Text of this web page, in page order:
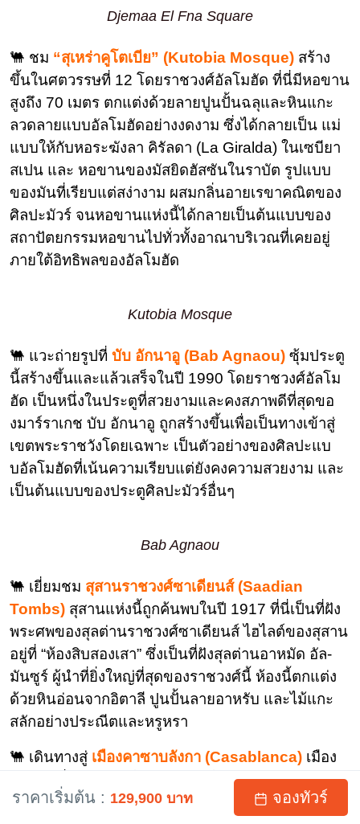
ราคาเริ่มต้น : 129,900 บาท จองทัวร์
Djemaa El Fna Square
🐫 ชม “สุเหร่าคูโตเบีย” (Kutobia Mosque) สร้าง
ขึ้นในศตวรรษที่ 12 โดยราชวงศ์อัลโมฮัด ที่นี่มีหอขาน
สูงถึง 70 เมตร ตกแต่งด้วยลายปูนปั้นฉลุและหินแกะ
ลวดลายแบบอัลโมฮัดอย่างงดงาม ซึ่งได้กลายเป็น แม่
แบบให้กับหอระฆังลา คิรัลดา (La Giralda) ในเซบียา
สเปน และ หอขานของมัสยิดฮัสซันในราบัต รูปแบบ
ของมันที่เรียบแต่สง่างาม ผสมกลิ่นอายเรขาคณิตของ
ศิลปะมัวร์ จนหอขานแห่งนี้ได้กลายเป็นต้นแบบของ
สถาปัตยกรรมหอขานไปทั่วทั้งอาณาบริเวณที่เคยอยู่
ภายใต้อิทธิพลของอัลโมฮัด
Kutobia Mosque
🐫 แวะถ่ายรูปที่ บับ อักนาอู (Bab Agnaou) ซุ้มประตู
นี้สร้างขึ้นและแล้วเสร็จในปี 1990 โดยราชวงศ์อัลโม
ฮัด เป็นหนึ่งในประตูที่สวยงามและคงสภาพดีที่สุดขอ
งมาร์ราเกช บับ อักนาอู ถูกสร้างขึ้นเพื่อเป็นทางเข้าสู่
เขตพระราชวังโดยเฉพาะ เป็นตัวอย่างของศิลปะแบ
บอัลโมฮัดที่เน้นความเรียบแต่ยังคงความสวยงาม และ
เป็นต้นแบบของประตูศิลปะมัวร์อื่นๆ
Bab Agnaou
🐫 เยี่ยมชม สุสานราชวงศ์ซาเดียนส์ (Saadian
Tombs) สุสานแห่งนี้ถูกค้นพบในปี 1917 ที่นี่เป็นที่ฝัง
พระศพของสุลต่านราชวงศ์ซาเดียนส์ ไฮไลต์ของสุสาน
อยู่ที่ “ห้องสิบสองเสา” ซึ่งเป็นที่ฝังสุลต่านอาหมัด อัล-
มันซูร์ ผู้นำที่ยิ่งใหญ่ที่สุดของราชวงศ์นี้ ห้องนี้ตกแต่ง
ด้วยหินอ่อนจากอิตาลี ปูนปั้นลายอาหรับ และไม้แกะ
สลักอย่างประณีตและหรูหรา
🐫 เดินทางสู่ เมืองคาซาบลังกา (Casablanca) เมือง
ท่าใหญ่ที่สุดของโมร็อกโก และเป็นศูนย์กลางเศรษฐกิจ
สมัยใหม่ของโมร็อกโก เดิมเมืองนี้มีชื่อว่า อันฟา